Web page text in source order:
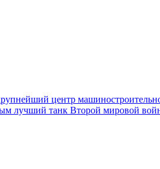
центр
лучший танк Второй мировой